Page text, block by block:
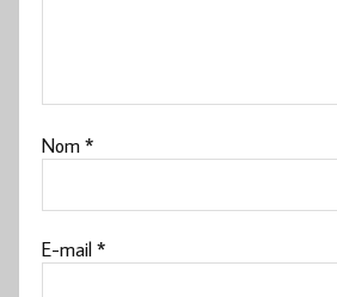
Nom*
E-mail*